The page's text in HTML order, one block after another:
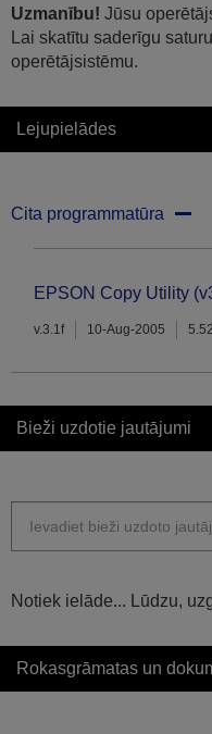
Uzmanību! Jūsu
Lai skatītu saderīgu
operētājsistēmu.
Lejupielādes
Cita programmatūra
EPSON Copy Utility
v.3.1f 10-Aug-2005
Bieži uzdotie jautājumi
Notiek ielāde... Lūdzu,
Rokasgrāmatas un